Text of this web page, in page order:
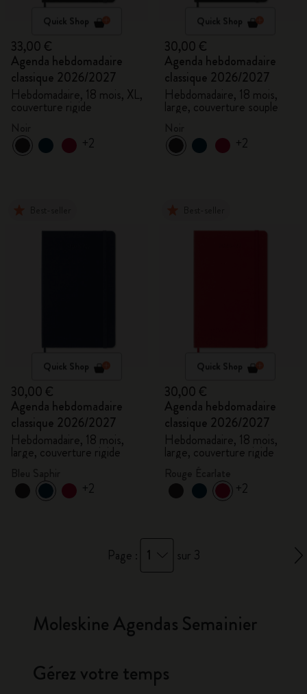
Quick Shop
33,00 €
Agenda hebdomadaire
classique 2026/2027
Hebdomadaire, 18 mois, XL,
couverture rigide
+2
Quick Shop
30,00 €
Agenda hebdomadaire
classique 2026/2027
Hebdomadaire, 18 mois,
large, couverture souple
+2
Quick Shop
30,00 €
Agenda hebdomadaire
classique 2026/2027
Hebdomadaire, 18 mois,
large, couverture rigide
+2
Quick Shop
30,00 €
Agenda hebdomadaire
classique 2026/2027
Hebdomadaire, 18 mois,
large, couverture rigide
+2
Page : 1 sur 3
Moleskine Agendas Semainier
Gérez votre temps